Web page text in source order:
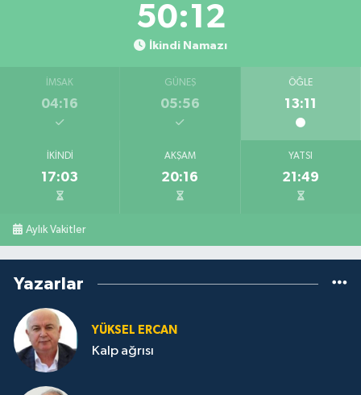
50:12
İkindi Namazı
İMSAK
04:16
GÜNEŞ
05:56
ÖĞLE
13:11
İKINDI
17:03
AKŞAM
20:16
YATSI
21:49
Aylık Vakitler
Yazarlar
YÜKSEL ERCAN
Kalp ağrısı